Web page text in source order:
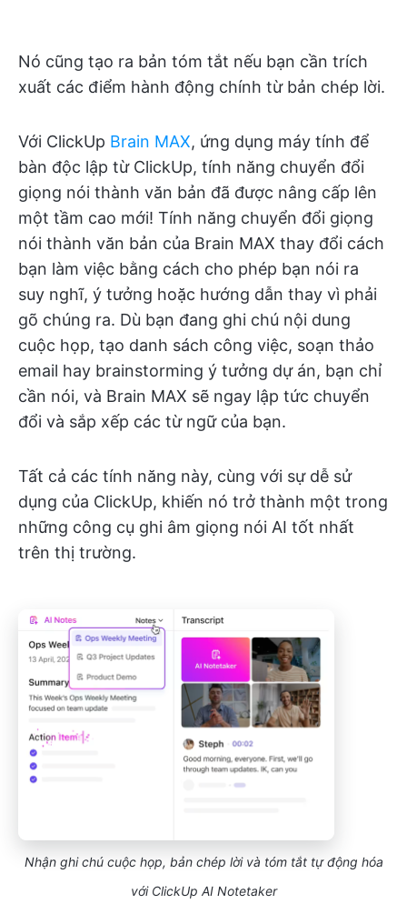
Nó cũng tạo ra bản tóm tắt nếu bạn cần trích
xuất các điểm hành động chính từ bản chép lời.
Với ClickUp Brain MAX, ứng dụng máy tính để
bàn độc lập từ ClickUp, tính năng chuyển đổi
giọng nói thành văn bản đã được nâng cấp lên
một tầm cao mới! Tính năng chuyển đổi giọng
nói thành văn bản của Brain MAX thay đổi cách
bạn làm việc bằng cách cho phép bạn nói ra
suy nghĩ, ý tưởng hoặc hướng dẫn thay vì phải
gõ chúng ra. Dù bạn đang ghi chú nội dung
cuộc họp, tạo danh sách công việc, soạn thảo
email hay brainstorming ý tưởng dự án, bạn chỉ
cần nói, và Brain MAX sẽ ngay lập tức chuyển
đổi và sắp xếp các từ ngữ của bạn.
Tất cả các tính năng này, cùng với sự dễ sử
dụng của ClickUp, khiến nó trở thành một trong
những công cụ ghi âm giọng nói AI tốt nhất
trên thị trường.
Nhận ghi chú cuộc họp, bản chép lời và tóm tắt tự động hóa
với ClickUp AI Notetaker